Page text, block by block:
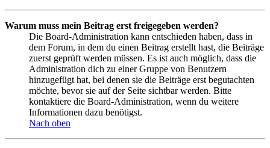
Warum muss mein Beitrag erst freigegeben werden?
Die Board-Administration kann entschieden haben, dass in
dem Forum, in dem du einen Beitrag erstellt hast, die Beiträge
zuerst geprüft werden müssen. Es ist auch möglich, dass die
Administration dich zu einer Gruppe von Benutzern
hinzugefügt hat, bei denen sie die Beiträge erst begutachten
möchte, bevor sie auf der Seite sichtbar werden. Bitte
kontaktiere die Board-Administration, wenn du weitere
Informationen dazu benötigst.
Nach oben